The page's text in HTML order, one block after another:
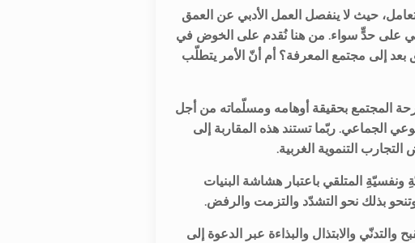
حيث لا ينفصل العمل الأدبي عن العمق
على حدٍّ سواء. من هنا نُقدم على الخوض في
بعد إلى مجتمع المعرفة؟ أم أنّ الأمر يتطلّب
المجتمع بحقيقة أوهامه ومسلّماته من أجل
الجماعي. ربّما تستند هذه المقاربة إلى
التنموية الغربية.
المتلقي باعتبار هشاشة البنيات
بذلك نحو التشدّد والتزمت والرفض.
والابتذال والبذاءة عبر الدعوة إلى